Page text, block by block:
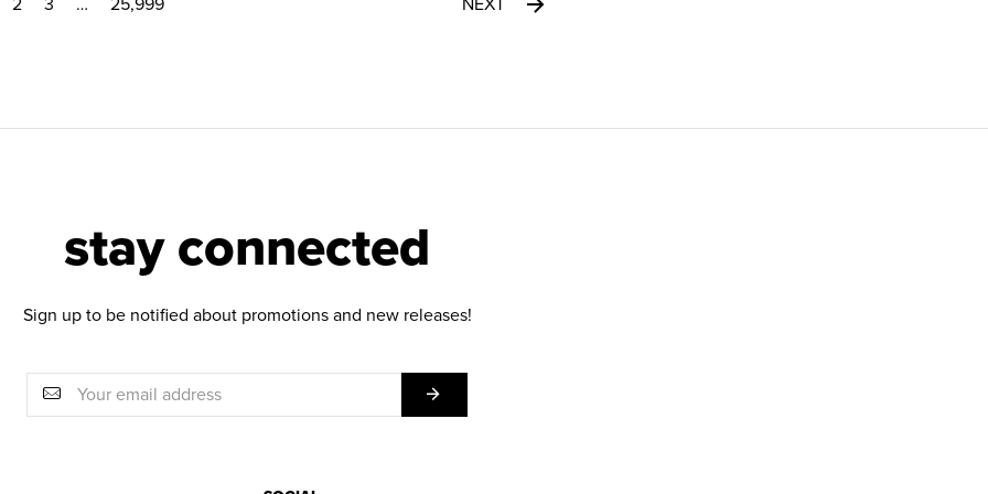
stay connected
Sign up to be notified about promotions and new releases!